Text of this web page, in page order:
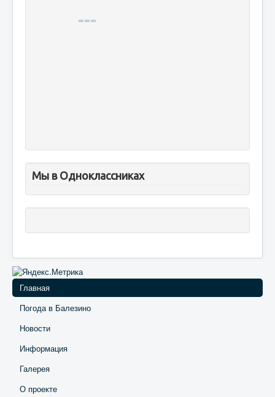
Мы в Одноклассниках
Главная
Погода в Балезино
Новости
Информация
Галерея
О проекте